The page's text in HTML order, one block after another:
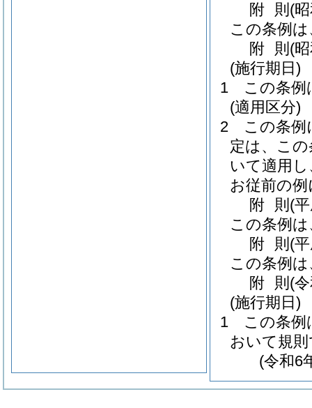
附 則 (
この条例
附 則 (
(施行期日)
1
この条例
(適用区分)
2
この条例
定は、こ
いて適用
お従前の
附 則 (
この条例
附 則 (
この条例
附 則 (
(施行期日)
1
この条例
おいて規
(令和6